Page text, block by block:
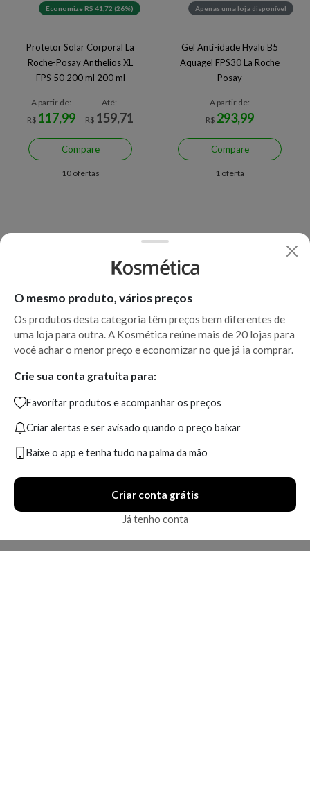
Economize R$ 41,72 (26%)
Protetor Solar Corporal La
Roche-Posay Anthelios XL
FPS 50 200 ml 200 ml
A partir de:
R$ 117,99
Até:
R$ 159,71
Compare
10 ofertas
Apenas uma loja disponível
Gel Anti-idade Hyalu B5
Aquagel FPS30 La Roche
Posay
A partir de:
R$ 293,99
Compare
1 oferta
O mesmo produto, vários preços
Os produtos desta categoria têm preços bem diferentes de
uma loja para outra. A Kosmética reúne mais de 20 lojas para
você achar o menor preço e economizar no que já ia comprar.
Crie sua conta gratuita para:
Favoritar produtos e acompanhar os preços
Criar alertas e ser avisado quando o preço baixar
Baixe o app e tenha tudo na palma da mão
Criar conta grátis
Já tenho conta